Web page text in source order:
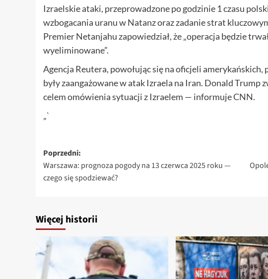
Izraelskie ataki, przeprowadzone po godzinie 1 czasu
wzbogacania uranu w Natanz oraz zadanie strat
Premier Netanjahu zapowiedział, że „operacja będzie
wyeliminowane”.
Agencja Reutera, powołując się na oficjeli
były zaangażowane w atak Izraela na Iran. Donald Trump
celem omówienia sytuacji z Izraelem — informuje CNN.
„`
Zobacz
wpisy
Poprzedni:
Warszawa: prognoza pogody na 13 czerwca 2025 roku —
czego się spodziewać?
Więcej historii